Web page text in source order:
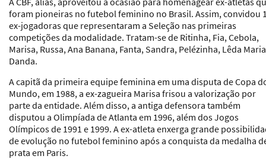
foram pioneiras no futebol feminino no Brasil. Assim, convidou
ex-jogadoras que representaram a Seleção nas primeiras
competições da modalidade. Tratam-se de Ritinha, Fia, Cebola,
Marisa, Russa, Ana Banana, Fanta, Sandra, Pelézinha, Lêda
Danda.
A capitã da primeira equipe feminina em uma disputa de Copa
Mundo, em 1988, a ex-zagueira Marisa frisou a valorização por
parte da entidade. Além disso, a antiga defensora também
disputou a Olimpíada de Atlanta em 1996, além dos Jogos
Olímpicos de 1991 e 1999. A ex-atleta enxerga grande
de evolução no futebol feminino após a conquista da medalha
prata em Paris.